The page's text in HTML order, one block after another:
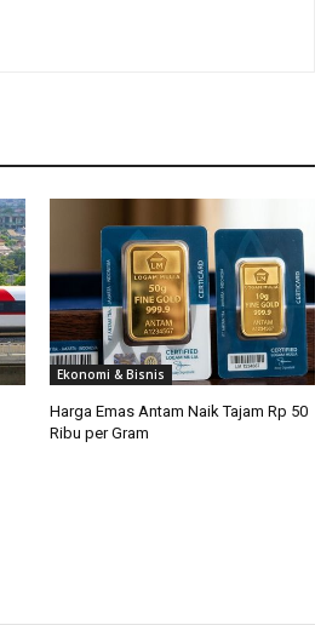
Ekonomi & Bisnis
Harga Emas Antam Naik Tajam Rp 50
Ribu per Gram